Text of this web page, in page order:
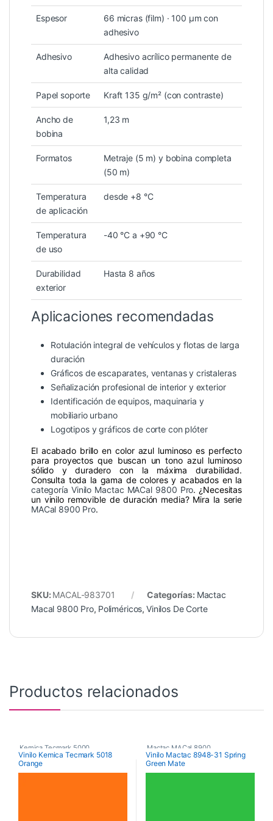
Espesor
66 micras (film) · 100 µm con
adhesivo
Adhesivo
Adhesivo acrílico permanente de
alta calidad
Papel soporte Kraft 135 g/m² (con contraste)
Ancho de
bobina
1,23 m
Formatos
Metraje (5 m) y bobina completa
(50 m)
Temperatura
de aplicación
desde +8 °C
Temperatura
de uso
-40 °C a +90 °C
Durabilidad
exterior
Hasta 8 años
Aplicaciones recomendadas
Rotulación integral de vehículos y flotas de larga
duración
Gráficos de escaparates, ventanas y cristaleras
Señalización profesional de interior y exterior
Identificación de equipos, maquinaria y
mobiliario urbano
Logotipos y gráficos de corte con plóter
El acabado brillo en color azul luminoso es perfecto
para proyectos que buscan un tono azul luminoso
sólido y duradero con la máxima durabilidad.
Consulta toda la gama de colores y acabados en la
categoría Vinilo Mactac MACal 9800 Pro. ¿Necesitas
un vinilo removible de duración media? Mira la serie
MACal 8900 Pro.
SKU: MACAL-983701 Categorías: Mactac
Macal 9800 Pro, Poliméricos, Vinilos De Corte
Productos relacionados
Kemica Tecmark 5000
Poliméricos
Vinilo Kemica Tecmark 5018
Orange
Mactac MACal 8900
Monoméricos
Vinilo Mactac 8948-31 Spring
Green Mate